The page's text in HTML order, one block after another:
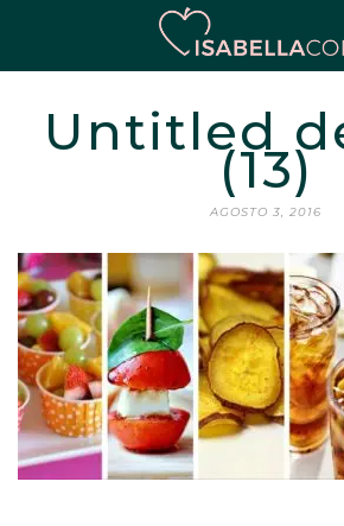
Untitled
(13)
AGOSTO 3, 2016